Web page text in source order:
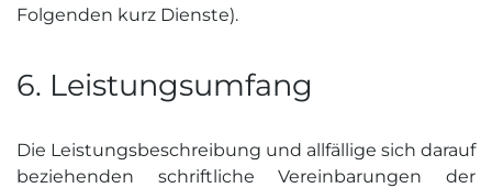
Folgenden kurz Dienste).
6. Leistungs­umfang
Die Leistungsbeschreibung und allfällige sich darauf
beziehenden schriftliche Vereinbarungen der